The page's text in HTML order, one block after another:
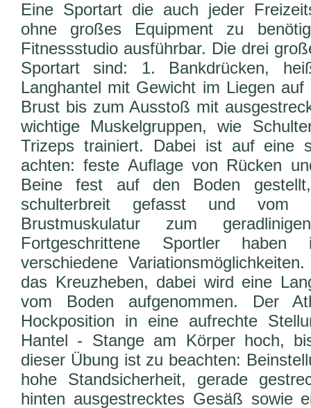
Eine Sportart die auch jeder
ohne großes Equipment zu
Fitnessstudio ausführbar. Die drei
Sportart sind: 1. Bankdrücken,
Langhantel mit Gewicht im Liegen
Brust bis zum Ausstoß mit
wichtige Muskelgruppen, wie
Trizeps trainiert. Dabei ist auf eine
achten: feste Auflage von Rücken
Beine fest auf den Boden
schulterbreit gefasst und vom
Brustmuskulatur zum
Fortgeschrittene Sportler
verschiedene
das Kreuzheben, dabei wird eine
vom Boden aufgenommen. Der
Hockposition in eine aufrechte
Hantel - Stange am Körper hoch,
dieser Übung ist zu beachten:
hohe Standsicherheit, gerade
hinten ausgestrecktes Gesäß sowie